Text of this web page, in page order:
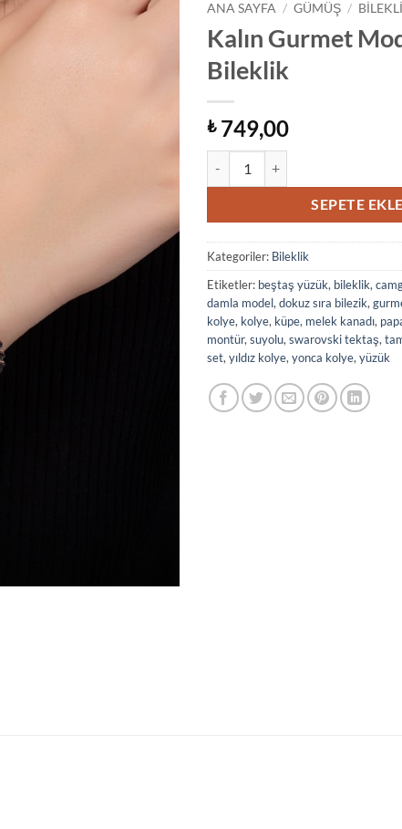
ANA SAYFA / GÜMÜŞ /
Kalın Gurmet
Bileklik
₺749,00
SEPETE EKLE
Kategoriler: Bileklik
Etiketler: beştaş yüzük, bileklik,
damla model, dokuz sıra bilezik,
kolye, kolye, küpe, melek kanadı,
montür, suyolu, swarovski tektaş,
set, yıldız kolye, yonca kolye, yüzük